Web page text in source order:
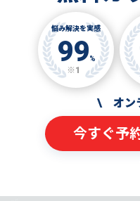
悩み解決を実感
99%
※1
\ オン
今すぐ予